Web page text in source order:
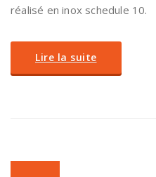
réalisé en inox schedule 10.
Lire la suite